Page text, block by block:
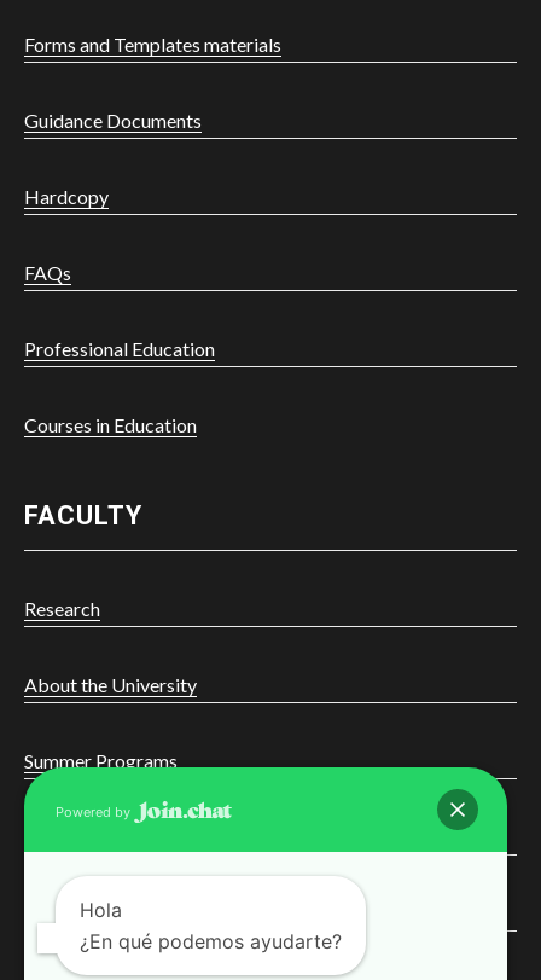
Forms and Templates materials
Guidance Documents
Hardcopy
FAQs
Professional Education
Courses in Education
FACULTY
Research
About the University
Summer Programs
Courses
Powered by
Hola
¿En qué podemos ayudarte?